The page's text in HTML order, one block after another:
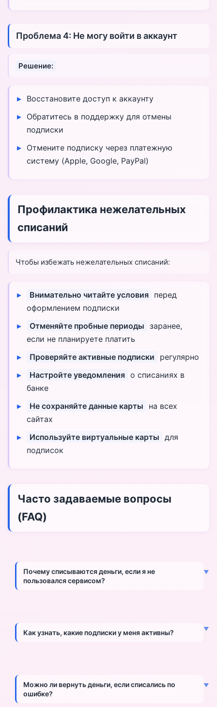
Проблема 4: Не могу войти в аккаунт
Решение:
Восстановите доступ к аккаунту
Обратитесь в поддержку для отмены
подписки
Отмените подписку через платежную
систему (Apple, Google, PayPal)
Профилактика нежелательных
списаний
Чтобы избежать нежелательных списаний:
Внимательно читайте условия перед
оформлением подписки
Отменяйте пробные периоды заранее,
если не планируете платить
Проверяйте активные подписки
регулярно
Настройте уведомления о списаниях в
банке
Не сохраняйте данные карты
на всех
сайтах
Используйте виртуальные карты для
подписок
Часто задаваемые вопросы
(FAQ)
Почему списываются деньги, если я не
пользовался сервисом?
▼
она продлевается автоматически, даже если вы не
Как узнать, какие подписки у меня активны? ▼
Play, PayPal и банковского приложения (раздел
"Автоплатежи").
Можно ли вернуть деньги, если списались по
ошибке?
▼